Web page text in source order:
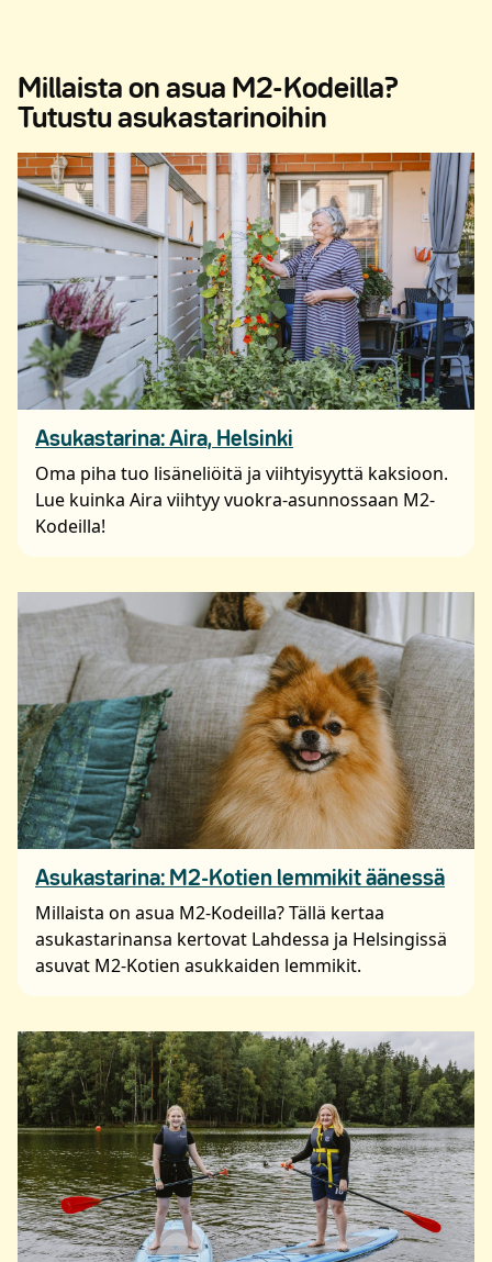
Millaista on asua M2-Kodeilla?
Tutustu asukastarinoihin
Asukastarina: Aira, Helsinki
Oma piha tuo lisäneliöitä ja viihtyisyyttä kaksioon.
Lue kuinka Aira viihtyy vuokra-asunnossaan M2-
Kodeilla!
Asukastarina: M2-Kotien lemmikit äänessä
Millaista on asua M2-Kodeilla? Tällä kertaa
asukastarinansa kertovat Lahdessa ja Helsingissä
asuvat M2-Kotien asukkaiden lemmikit.